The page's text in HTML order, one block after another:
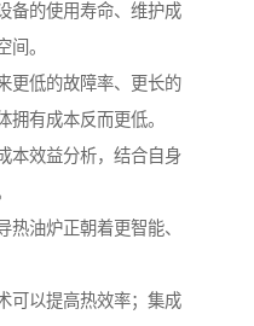
备的使用寿命、维护成
间。
更低的故障率、更长的
有成本反而更低。
本效益分析，结合自身
热油炉正朝着更智能、
可以提高热效率；集成